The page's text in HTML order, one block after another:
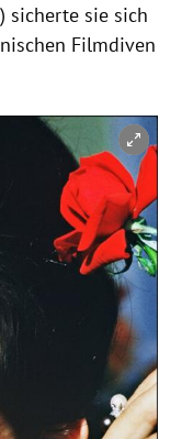
sicherte sie sich
Filmdiven